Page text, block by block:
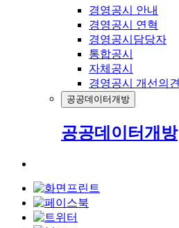
경영공시 안내
경영공시 연혁
경영공시담당자
통합공시
자체공시
경영공시 개선의견
공공데이터개방
공공데이터개방